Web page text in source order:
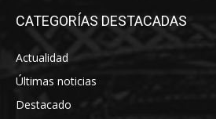
CATEGORÍAS DESTACADAS
Actualidad
Últimas noticias
Destacado